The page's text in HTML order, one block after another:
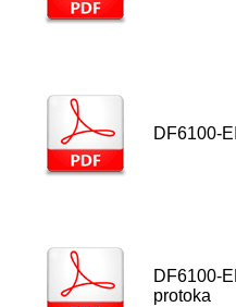
DF6100-
DF6100-
protoka